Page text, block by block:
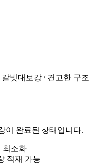
빗대보강 / 견고한 구조
이 완료된 상태입니다.
최소화
적재 가능